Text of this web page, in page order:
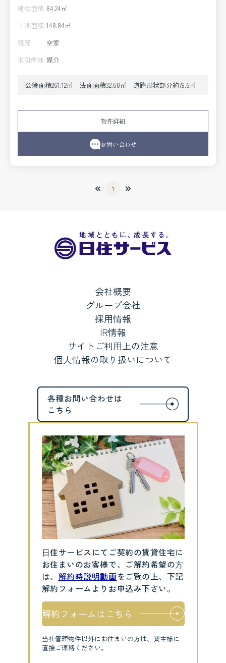
建物面積 84.24㎡
土地面積 148.84㎡
現況
空家
取引態様 媒介
公簿面積261.12㎡ 法面面積32.68㎡ 道路形状部分約79.6㎡
物件詳細
お問い合わせ
1
会社概要
グループ会社
採用情報
IR情報
サイトご利用上の注意
個人情報の取り扱いについて
⽇住サービスにてご契約の賃貸住宅に
お住まいのお客様で、ご解約希望の⽅
は、 解約時説明動画をご覧の上、下記
解約フォームよりお申込み下さい。
解約フォームはこちら
当社管理物件以外にお住まいの方は、貸主様に
直接ご連絡ください。